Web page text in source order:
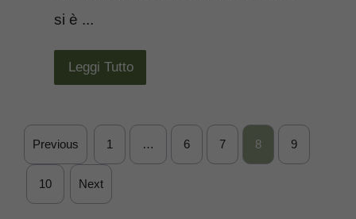
si è ...
Leggi Tutto
Previous 1 … 6 7 8 9
10 Next